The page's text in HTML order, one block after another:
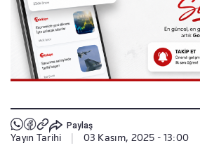
Paylaş
Yayın Tarihi 03 Kasım, 2025 - 13:00